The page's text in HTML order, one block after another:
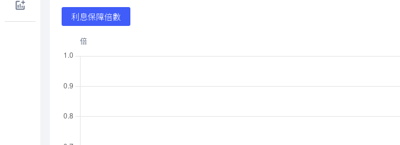
利息保障倍數